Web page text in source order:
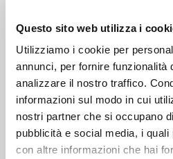
Questo sito web utilizza i
Utilizziamo i cookie per
annunci, per fornire funzionalità
analizzare il nostro traffico.
informazioni sul modo in cui
nostri partner che si occupano
pubblicità e social media, i
con altre informazioni che hai
Email
Telefono
Messaggio